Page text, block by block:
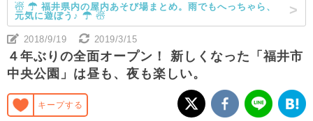
☃ ☂ 福井県内の屋内あそび場まとめ。雨でもへっちゃら、
元気に遊ぼう♪ ☂ ☃
2018/9/19 2019/3/15
４年ぶりの全面オープン！ 新しくなった「福井市
中央公園」は昼も、夜も楽しい。
キープする